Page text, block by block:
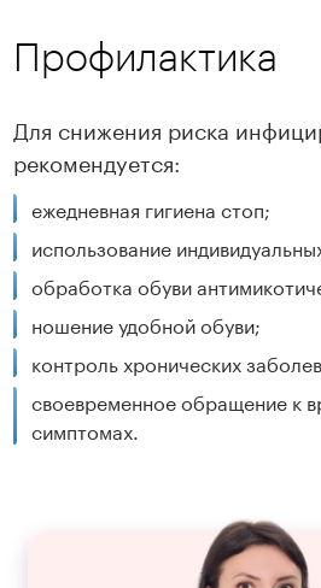
Профилактика
Для снижения риска
рекомендуется:
ежедневная гигиена стоп;
использование
обработка обуви
ношение удобной обуви;
контроль хронических
своевременное обращение к
симптомах.